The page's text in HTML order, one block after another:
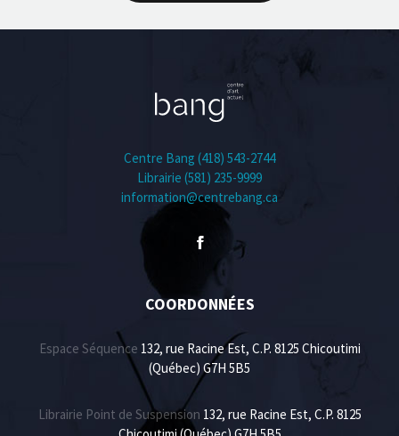
Centre Bang (418) 543-2744
Librairie (581) 235-9999
information@centrebang.ca
COORDONNÉES
Espace Séquence 132, rue Racine Est, C.P. 8125 Chicoutimi
(Québec) G7H 5B5
Librairie Point de Suspension 132, rue Racine Est, C.P. 8125